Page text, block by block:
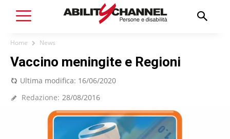
Home News
Vaccino meningite e Regioni
Ultima modifica: 16/06/2020
Redazione: 28/08/2016